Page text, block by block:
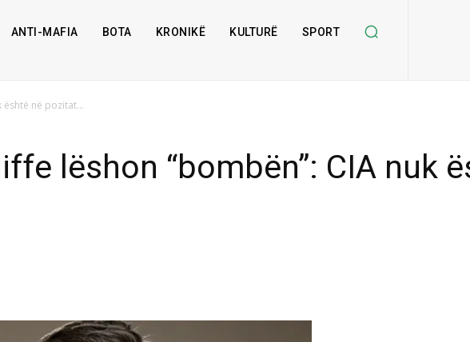
ANTI-MAFIA BOTA KRONIKË KULTURË SPORT
është në pozitat...
lëshon “bombën”: CIA nuk